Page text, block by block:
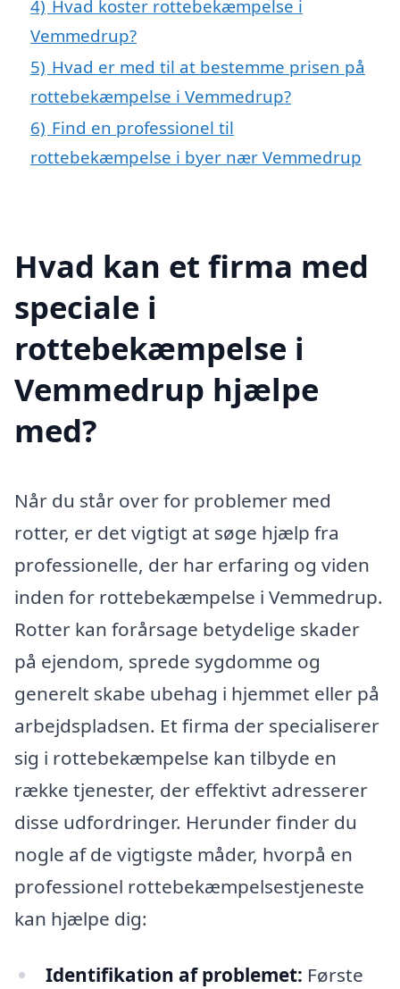
4) Hvad koster rottebekæmpelse i
Vemmedrup?
5) Hvad er med til at bestemme prisen på
rottebekæmpelse i Vemmedrup?
6) Find en professionel til
rottebekæmpelse i byer nær Vemmedrup
Hvad kan et firma med
speciale i
rottebekæmpelse i
Vemmedrup hjælpe
med?
Når du står over for problemer med
rotter, er det vigtigt at søge hjælp fra
professionelle, der har erfaring og viden
inden for rottebekæmpelse i Vemmedrup.
Rotter kan forårsage betydelige skader
på ejendom, sprede sygdomme og
generelt skabe ubehag i hjemmet eller på
arbejdspladsen. Et firma der specialiserer
sig i rottebekæmpelse kan tilbyde en
række tjenester, der effektivt adresserer
disse udfordringer. Herunder finder du
nogle af de vigtigste måder, hvorpå en
professionel rottebekæmpelsestjeneste
kan hjælpe dig:
Identifikation af problemet: Første